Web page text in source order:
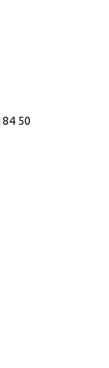
50